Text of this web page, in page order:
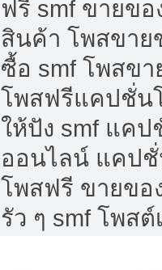
ฟรี smf ขายข
สินค้า โพสขาย
ซื้อ smf โพสข
โพสฟรีแคปชั่น
ให้ปัง smf แค
ออนไลน์ แคป
โพสฟรี ขายขอ
รัว ๆ smf โพส